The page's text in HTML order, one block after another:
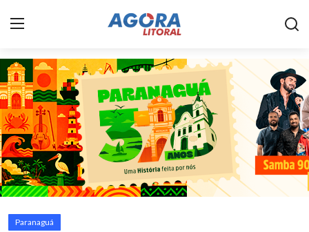
Home
Litoral
Paranaguá
Saúde
Paranaguá